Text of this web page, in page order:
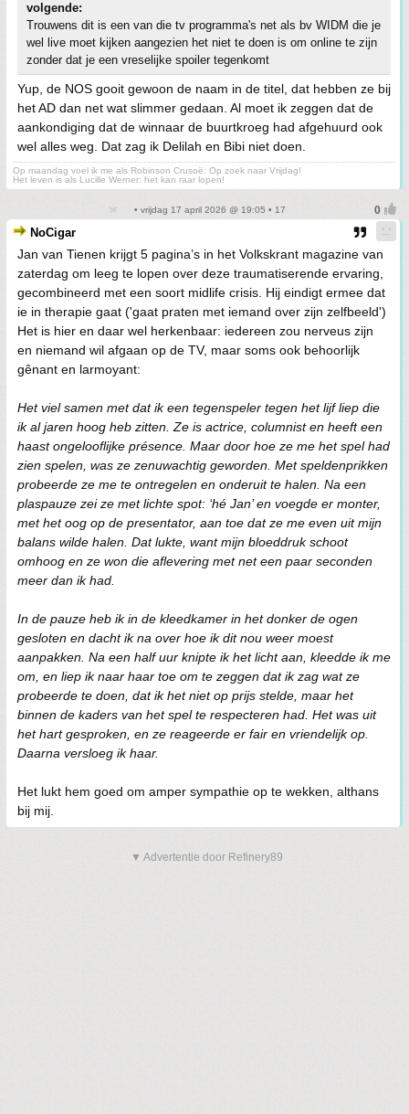
volgende:
Trouwens dit is een van die tv programma's net als bv WIDM die je
wel live moet kijken aangezien het niet te doen is om online te zijn
zonder dat je een vreselijke spoiler tegenkomt
Yup, de NOS gooit gewoon de naam in de titel, dat hebben ze bij
het AD dan net wat slimmer gedaan. Al moet ik zeggen dat de
aankondiging dat de winnaar de buurtkroeg had afgehuurd ook
wel alles weg. Dat zag ik Delilah en Bibi niet doen.
Op maandag voel ik me als Robinson Crusoë: Op zoek naar Vrijdag!
Het leven is als Lucille Werner: het kan raar lopen!
• vrijdag 17 april 2026 @ 19:05 • 17
NoCigar
Jan van Tienen krijgt 5 pagina’s in het Volkskrant magazine van
zaterdag om leeg te lopen over deze traumatiserende ervaring,
gecombineerd met een soort midlife crisis. Hij eindigt ermee dat
ie in therapie gaat ('gaat praten met iemand over zijn zelfbeeld')
Het is hier en daar wel herkenbaar: iedereen zou nerveus zijn
en niemand wil afgaan op de TV, maar soms ook behoorlijk
gênant en larmoyant:
Het viel samen met dat ik een tegenspeler tegen het lijf liep die
ik al jaren hoog heb zitten. Ze is actrice, columnist en heeft een
haast ongelooflijke présence. Maar door hoe ze me het spel had
zien spelen, was ze zenuwachtig geworden. Met speldenprikken
probeerde ze me te ontregelen en onderuit te halen. Na een
plaspauze zei ze met lichte spot: ‘hé Jan’ en voegde er monter,
met het oog op de presentator, aan toe dat ze me even uit mijn
balans wilde halen. Dat lukte, want mijn bloeddruk schoot
omhoog en ze won die aflevering met net een paar seconden
meer dan ik had.
In de pauze heb ik in de kleedkamer in het donker de ogen
gesloten en dacht ik na over hoe ik dit nou weer moest
aanpakken. Na een half uur knipte ik het licht aan, kleedde ik me
om, en liep ik naar haar toe om te zeggen dat ik zag wat ze
probeerde te doen, dat ik het niet op prijs stelde, maar het
binnen de kaders van het spel te respecteren had. Het was uit
het hart gesproken, en ze reageerde er fair en vriendelijk op.
Daarna versloeg ik haar.
Het lukt hem goed om amper sympathie op te wekken, althans
bij mij.
▼ Advertentie door Refinery89